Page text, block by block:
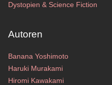
Dystopien & Science Fiction
Autoren
Banana Yoshimoto
Haruki Murakami
Hiromi Kawakami